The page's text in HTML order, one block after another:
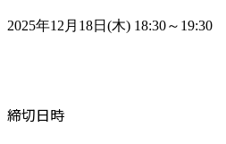
2025年12月18日(木) 18:30～19:30
締切日時